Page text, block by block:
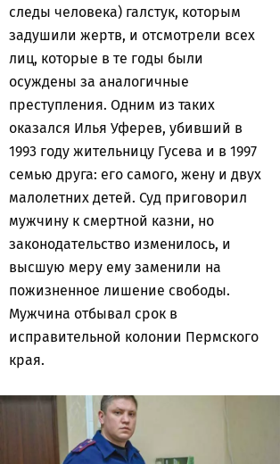
следы человека) галстук, которым
задушили жертв, и отсмотрели всех
лиц, которые в те годы были
осуждены за аналогичные
преступления. Одним из таких
оказался Илья Уферев, убивший в
1993 году жительницу Гусева и в 1997
семью друга: его самого, жену и двух
малолетних детей. Суд приговорил
мужчину к смертной казни, но
законодательство изменилось, и
высшую меру ему заменили на
пожизненное лишение свободы.
Мужчина отбывал срок в
исправительной колонии Пермского
края.